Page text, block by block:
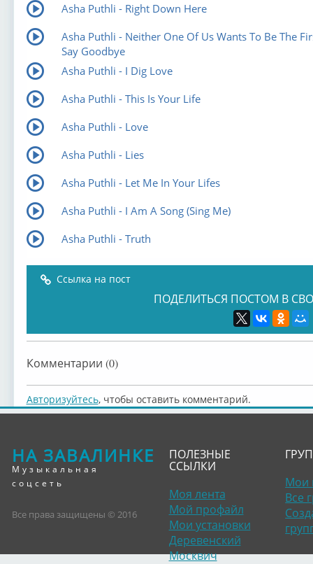
Asha Puthli - Right Down Here
Asha Puthli - Neither One Of Us Wants To Be The
Say Goodbye
Asha Puthli - I Dig Love
Asha Puthli - This Is Your Life
Asha Puthli - Love
Asha Puthli - Lies
Asha Puthli - Let Me In Your Lifes
Asha Puthli - I Am A Song (Sing Me)
Asha Puthli - Truth
Ссылка на пост
ПОДЕЛИТЬСЯ ПОСТОМ В
Комментарии (0)
Авторизуйтесь, чтобы оставить комментарий.
НА ЗАВАЛИНКЕ
Музыкальная
соцсеть
Все права защищены © 2016
ПОЛЕЗНЫЕ
ССЫЛКИ
Моя лента
Мой профайл
Мои установки
Деревенский
Москвич
Мои
Все